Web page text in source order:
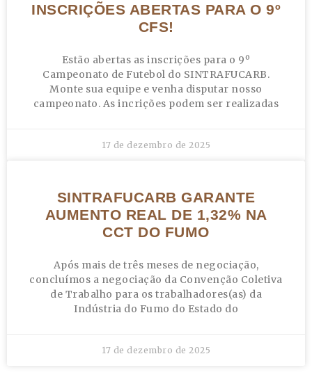
INSCRIÇÕES ABERTAS PARA O 9º
CFS!
Estão abertas as inscrições para o 9º
Campeonato de Futebol do SINTRAFUCARB.
Monte sua equipe e venha disputar nosso
campeonato. As incrições podem ser realizadas
17 de dezembro de 2025
SINTRAFUCARB GARANTE
AUMENTO REAL DE 1,32% NA
CCT DO FUMO
Após mais de três meses de negociação,
concluímos a negociação da Convenção Coletiva
de Trabalho para os trabalhadores(as) da
Indústria do Fumo do Estado do
17 de dezembro de 2025